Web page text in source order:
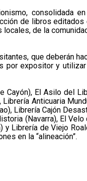
consolidada
de libros editados
de la
que deberán
por expositor y
Cayón), El Asilo del
Anticuaria
Librería Cajón
(Navarra), El Velo
y Librería de Viejo
en la “alineación”.